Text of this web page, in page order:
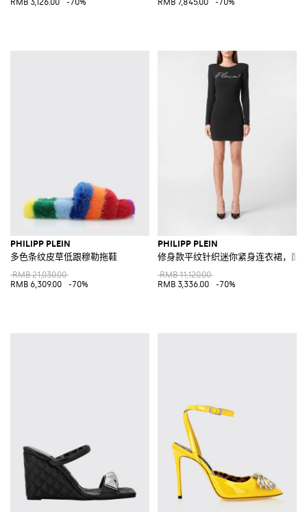
RMB 3,126.00
-70%
RMB 7,845.00
-70%
PHILIPP PLEIN
多色条纹皮草低跟穆勒拖鞋
RMB 21,030.00
RMB 6,309.00
-70%
PHILIPP PLEIN
修身款平纹针织迷你紧身连衣裙，配
RMB 11,120.00
RMB 3,336.00
-70%